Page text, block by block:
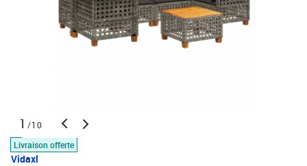
1 /10
Livraison offerte
Vidaxl